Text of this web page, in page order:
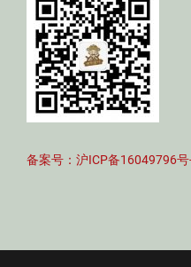
备案号：沪ICP备16049796号